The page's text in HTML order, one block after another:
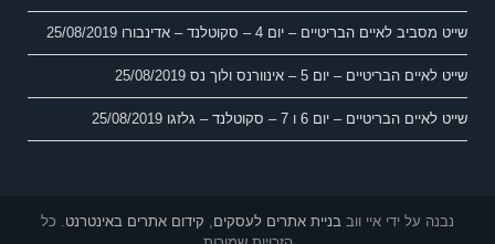
שייט מסביב לאיים הבריטיים – יום 4 – סקוטלנד – אדינבורו 25/08/2019
שייט לאיים הבריטיים – יום 5 – אינוורנס ולוך נס 25/08/2019
שייט לאיים הבריטיים – יום 6 ו 7 – סקוטלנד – גלזגו 25/08/2019
נבנה על ידי איי ווב בניית אתרים לעסקים, קידום אתרים באינטרנט. כל